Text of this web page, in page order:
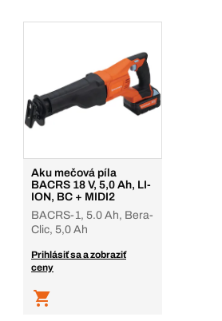
Aku mečová píla
BACRS 18 V, 5,0 Ah, LI-
ION, BC + MIDI2
BACRS-1, 5.0 Ah, Bera-
Clic, 5,0 Ah
Prihlásiť sa a zobraziť
ceny